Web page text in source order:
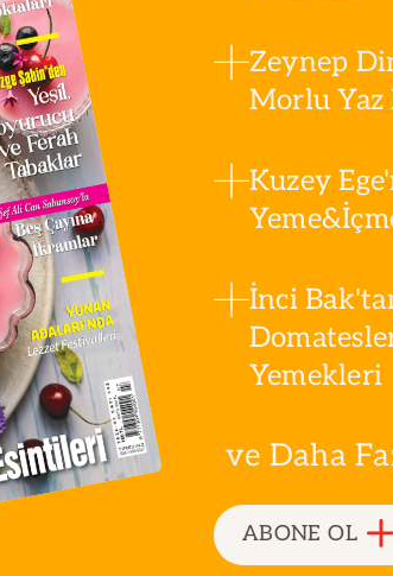
Zeynep
Morlu
Kuzey
İnci
Yemekleri
ve Daha
ABONE OL